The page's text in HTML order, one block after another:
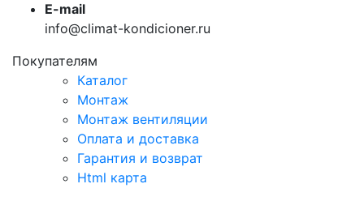
E-mail
info@climat-kondicioner.ru
Покупателям
Каталог
Монтаж
Монтаж вентиляции
Оплата и доставка
Гарантия и возврат
Html карта